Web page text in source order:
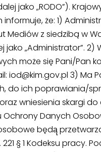
jako „RODO”).
że: 1)
z siedzibą w
jako „Administrator”. 2)
może się Pani/Pan
iod@kim.gov.pl 3) Ma
do ich poprawiania/
wniesienia skargi
Danych
będą̨
§ 1 Kodeksu pracy.